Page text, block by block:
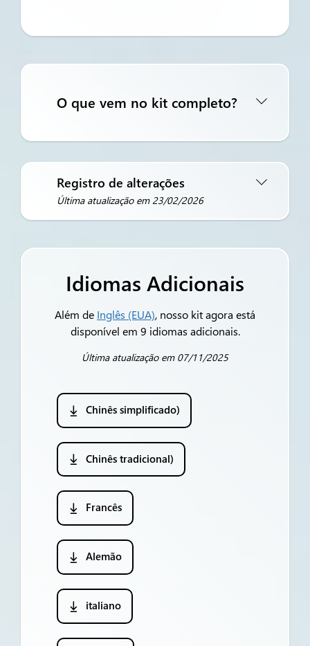
O que vem no kit completo?
Registro de alterações
Última atualização em 23/02/2026
Idiomas Adicionais
Além de Inglês (EUA), nosso kit agora está
disponível em 9 idiomas adicionais.
Última atualização em 07/11/2025
Chinês simplificado)
Chinês tradicional)
Francês
Alemão
italiano